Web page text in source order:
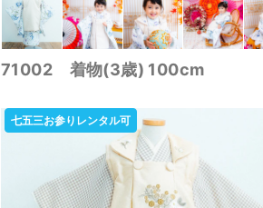
71002 着物(3歳) 100cm
七五三お参りレンタル可